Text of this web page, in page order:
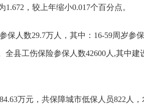
，较上年缩小0.017个百分点。
保人数29.7万人，其中：16-59周岁参
全县工伤保险参保人数42600人,其中
万元，共保障城市低保人员822人